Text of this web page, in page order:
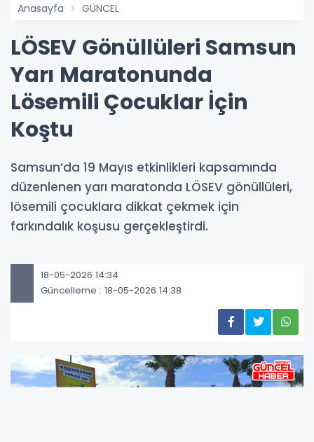
Anasayfa GÜNCEL
LÖSEV Gönüllüleri Samsun
Yarı Maratonunda
Lösemili Çocuklar İçin
Koştu
Samsun’da 19 Mayıs etkinlikleri kapsamında
düzenlenen yarı maratonda LÖSEV gönüllüleri,
lösemili çocuklara dikkat çekmek için
farkındalık koşusu gerçekleştirdi.
18-05-2026 14:34
Güncelleme : 18-05-2026 14:38